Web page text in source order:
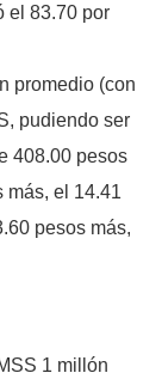
el 83.70 por
promedio (con
pudiendo ser
408.00 pesos
más, el 14.41
pesos más,
1 millón